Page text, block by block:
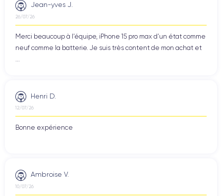
Jean-yves J.
26/07/26
Merci beaucoup à l’équipe, iPhone 15 pro max d’un état comme
neuf comme la batterie. Je suis très content de mon achat et
Henri D.
12/07/26
Bonne expérience
Ambroise V.
10/07/26